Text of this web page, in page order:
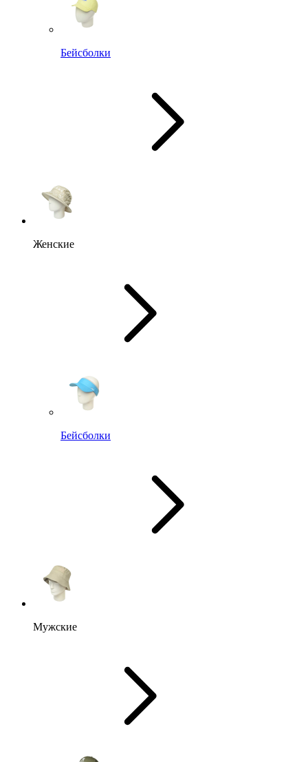
Бейсболки
Женские
Бейсболки
Мужские